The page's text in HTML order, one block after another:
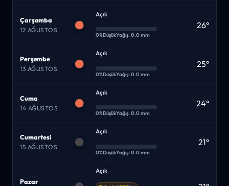
Çarşamba
12 AĞUSTOS
Açık
0%DüşükYağış: 0.0 mm
26°
Perşembe
13 AĞUSTOS
Açık
0%DüşükYağış: 0.0 mm
25°
Cuma
14 AĞUSTOS
Açık
0%DüşükYağış: 0.0 mm
24°
Cumartesi
15 AĞUSTOS
Açık
0%DüşükYağış: 0.0 mm
21°
Pazar
Açık